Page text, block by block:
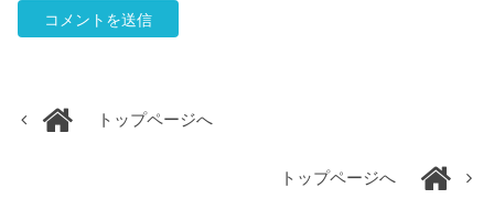
トップページへ
トップページへ